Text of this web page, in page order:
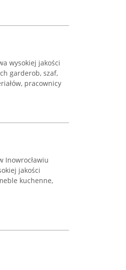
wysokiej jakości
garderob, szaf,
pracownicy
Inowrocławiu
jakości
kuchenne,